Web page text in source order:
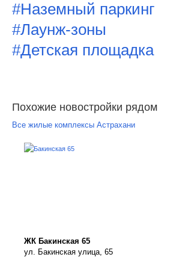
#Наземный паркинг
#Лаунж-зоны
#Детская площадка
Похожие новостройки рядом
Все жилые комплексы Астрахани
ЖК Бакинская 65
ул. Бакинская улица, 65